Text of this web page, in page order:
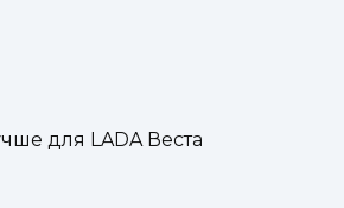
для LADA Веста